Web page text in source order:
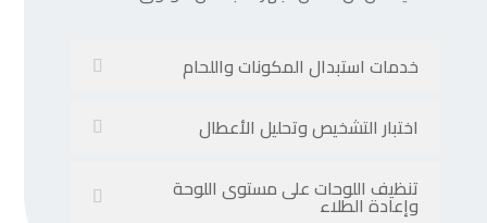
خدمات استبدال المكونات واللحام
اختبار التشخيص وتحليل الأعطال
تنظيف اللوحات على مستوى اللوحة
وإعادة الطلاء